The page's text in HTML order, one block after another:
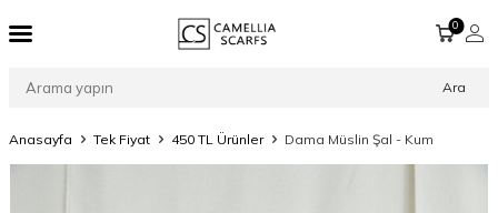
Ara
0
Anasayfa Tek Fiyat 450 TL Ürünler Dama Müslin Şal - Kum